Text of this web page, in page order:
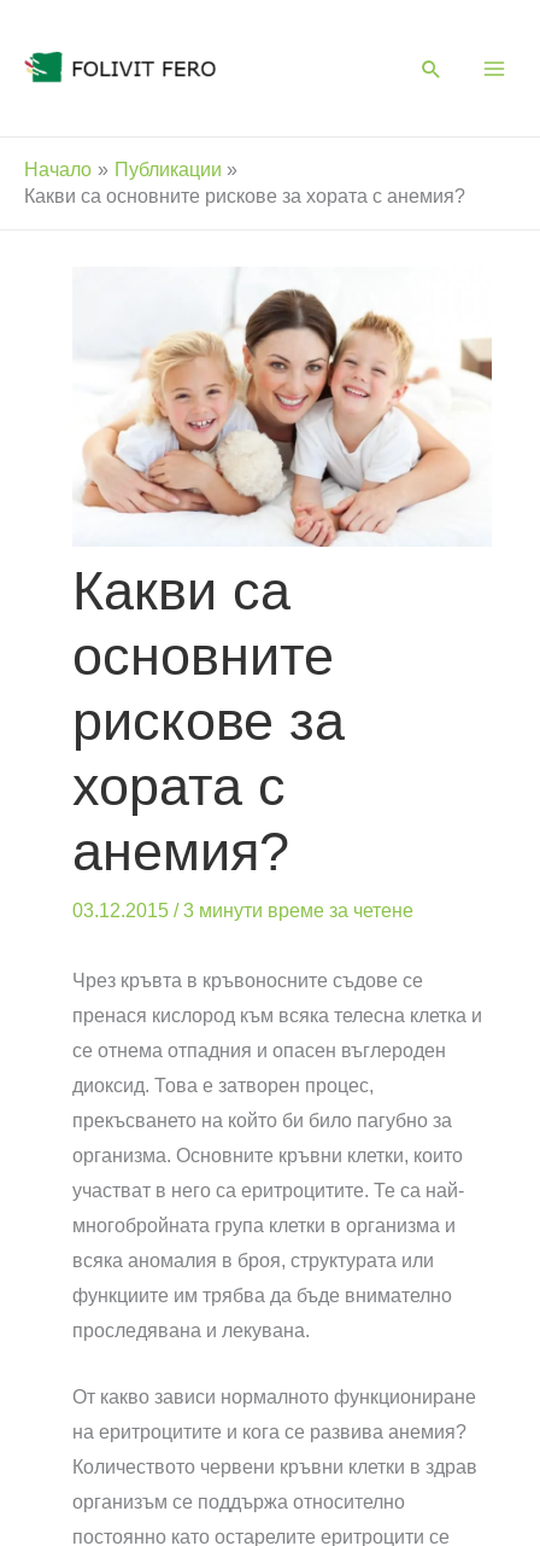
content
Начало
Публикации
Какви са основните рискове за хората с анемия?
Какви са
основните
рискове за
хората с
анемия?
03.12.2015 /3 минути време за четене
Чрез кръвта в кръвоносните съдове се
пренася кислород към всяка телесна клетка и
се отнема отпадния и опасен въглероден
диоксид. Това е затворен процес,
прекъсването на който би било пагубно за
организма. Основните кръвни клетки, които
участват в него са еритроцитите. Те са най-
многобройната група клетки в организма и
всяка аномалия в броя, структурата или
функциите им трябва да бъде внимателно
проследявана и лекувана.
От какво зависи нормалното функциониране
на еритроцитите и кога се развива анемия?
Количеството червени кръвни клетки в здрав
организъм се поддържа относително
постоянно като остарелите еритроцити се